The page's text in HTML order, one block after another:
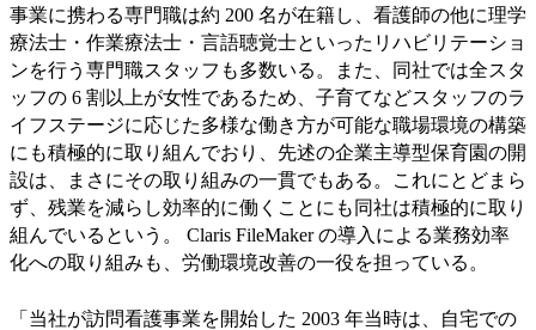
事業に携わる専門職は約 200 名が在籍し、看護師の他に理学
療法士・作業療法士・言語聴覚士といったリハビリテーショ
ンを行う専門職スタッフも多数いる。また、同社では全スタ
ッフの 6 割以上が女性であるため、子育てなどスタッフのラ
イフステージに応じた多様な働き方が可能な職場環境の構築
にも積極的に取り組んでおり、先述の企業主導型保育園の開
設は、まさにその取り組みの一貫でもある。これにとどまら
ず、残業を減らし効率的に働くことにも同社は積極的に取り
組んでいるという。 Claris FileMaker の導入による業務効率
化への取り組みも、労働環境改善の一役を担っている。
「当社が訪問看護事業を開始した 2003 年当時は、自宅での